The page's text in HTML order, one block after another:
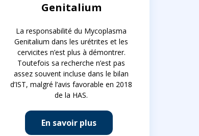
Genitalium
La responsabilité du Mycoplasma
Genitalium dans les urétrites et les
cervicites n’est plus à démontrer.
Toutefois sa recherche n’est pas
assez souvent incluse dans le bilan
d’IST, malgré l’avis favorable en 2018
de la HAS.
En savoir plus